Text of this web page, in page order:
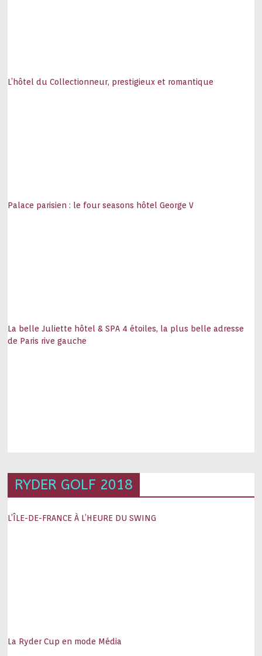
L’hôtel du Collectionneur, prestigieux et romantique
Palace parisien : le four seasons hôtel George V
La belle Juliette hôtel & SPA 4 étoiles, la plus belle adresse
de Paris rive gauche
RYDER GOLF 2018
L’ÎLE-DE-FRANCE À L’HEURE DU SWING
La Ryder Cup en mode Média